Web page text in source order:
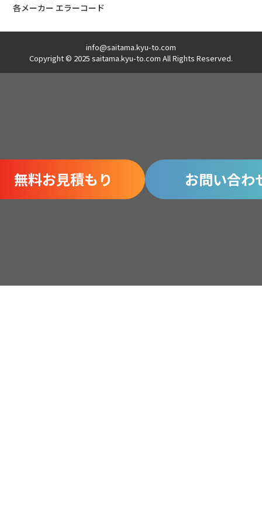
各メーカー エラーコード
info@saitama.kyu-to.com
Copyright © 2025 saitama.kyu-to.com All Rights Reserved.
無料お見積もり お問い合わ